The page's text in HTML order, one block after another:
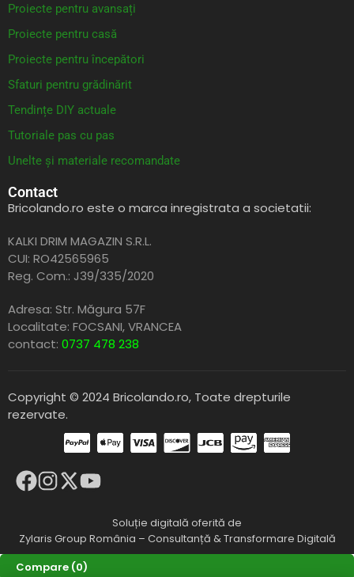
Proiecte pentru avansați
Proiecte pentru casă
Proiecte pentru începători
Sfaturi pentru grădinărit
Tendințe DIY actuale
Tutoriale pas cu pas
Unelte și materiale recomandate
Contact
Bricolando.ro este o marca inregistrata a societatii:
KALKI DRIM MAGAZIN S.R.L.
CUI: RO42565965
Reg. Com.: J39/335/2020
Adresa: Str. Măgura 57F
Localitate: FOCSANI,VRANCEA
contact: 0737 478 238
Copyright © 2024 Bricolando.ro, Toate drepturile
rezervate.
Soluție digitală oferită de
Zylaris Group România – Consultanță & Transformare Digitală
Compare (0)